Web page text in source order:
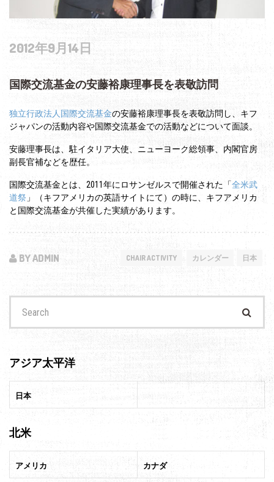
2012年9月14日
国際交流基金の安藤裕康理事長を表敬訪問
独立行政法人国際交流基金の安藤裕康理事長を表敬訪問し、キフ
ジャパンの活動内容や国際交流基金での活動などについて面談。
安藤理事長は、駐イタリア大使、ニューヨーク総領事、内閣官房
副長官補などを歴任。
国際交流基金とは、2011年にロサンゼルスで開催された「全米武
道祭 」（キフアメリカの英語サイトにて）の時に、キフアメリカ
と国際交流基金が共催した実績があります。
BY ADMIN CHAIR ACTIVITY カレンダー 日本
for:
アジア太平洋
日本
北米
アメリカ カナダ